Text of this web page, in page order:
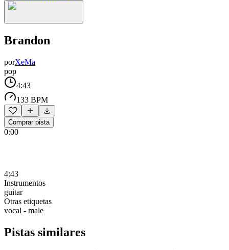
Brandon
porXeMa
pop
4:43
133 BPM
Comprar pista
0:00
4:43
Instrumentos
guitar
Otras etiquetas
vocal - male
Pistas similares